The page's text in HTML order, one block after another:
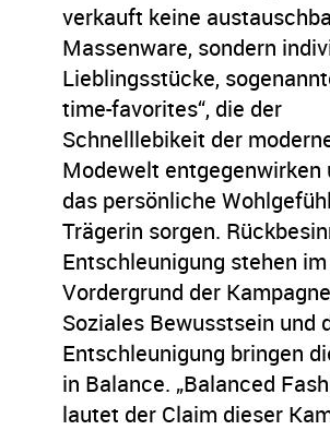
verkauft keine
Massenware, sondern
Lieblingsstücke,
time-favorites“, die der
Schnelllebikeit der
Modewelt entgegenwirken
das persönliche
Trägerin sorgen.
Entschleunigung stehen im
Vordergrund der
Soziales Bewusstsein und
Entschleunigung bringen
in Balance. „Balanced
lautet der Claim dieser